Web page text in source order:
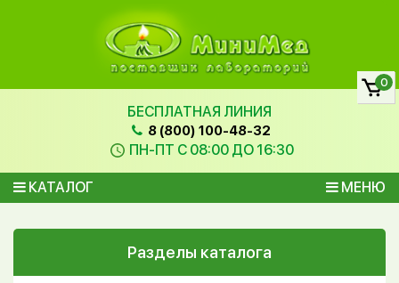
БЕСПЛАТНАЯ ЛИНИЯ
8 (800) 100-48-32
ПН-ПТ С 08:00 ДО 16:30
КАТАЛОГ МЕНЮ
0
Разделы каталога